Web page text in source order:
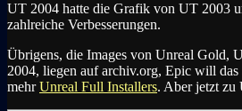
UT 2004 hatte die Grafik von UT 2003
zahlreiche Verbesserungen.
Übrigens, die Images von Unreal Gold,
2004, liegen auf archiv.org, Epic will
mehrUnreal Full Installers. Aber jetzt zu